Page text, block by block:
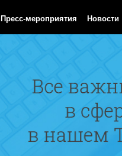
Пресс-мероприятия Новости